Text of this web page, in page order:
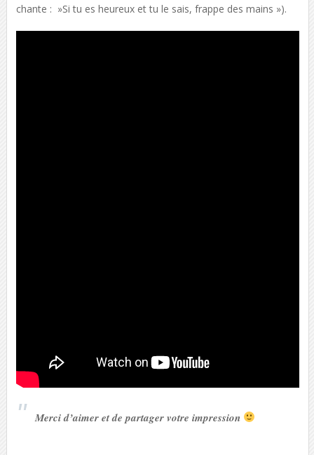
chante : »Si tu es heureux et tu le sais, frappe des mains »).
Merci d’aimer et de partager votre impression